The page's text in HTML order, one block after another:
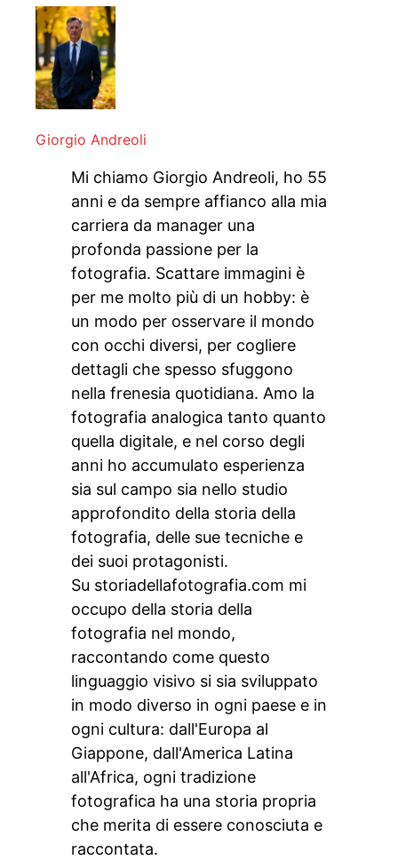
Giorgio Andreoli
Mi chiamo Giorgio Andreoli, ho 55
anni e da sempre affianco alla mia
carriera da manager una
profonda passione per la
fotografia. Scattare immagini è
per me molto più di un hobby: è
un modo per osservare il mondo
con occhi diversi, per cogliere
dettagli che spesso sfuggono
nella frenesia quotidiana. Amo la
fotografia analogica tanto quanto
quella digitale, e nel corso degli
anni ho accumulato esperienza
sia sul campo sia nello studio
approfondito della storia della
fotografia, delle sue tecniche e
dei suoi protagonisti.
Su storiadellafotografia.com mi
occupo della storia della
fotografia nel mondo,
raccontando come questo
linguaggio visivo si sia sviluppato
in modo diverso in ogni paese e in
ogni cultura: dall'Europa al
Giappone, dall'America Latina
all'Africa, ogni tradizione
fotografica ha una storia propria
che merita di essere conosciuta e
raccontata.